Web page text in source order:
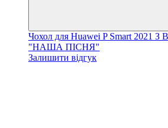
Чохол для Huawei P Smart
"НАША ПІСНЯ"
Залишити відгук